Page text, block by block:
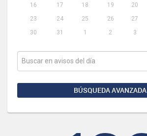
16
17 18 19 20
23
24 25 26 27
30
31 1 2 3
BÚSQUEDA AVANZADA